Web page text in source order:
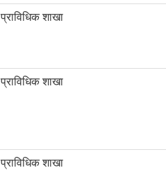
प्राविधिक शाखा
प्राविधिक शाखा
प्राविधिक शाखा